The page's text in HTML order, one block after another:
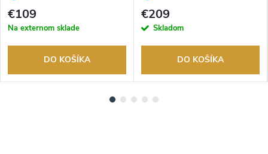
tovaru. Autorizovaný predajca.
€109
Na externom sklade
DO KOŠÍKA
tovaru. Autorizovaný predajca.
€209
Skladom
DO KOŠÍKA